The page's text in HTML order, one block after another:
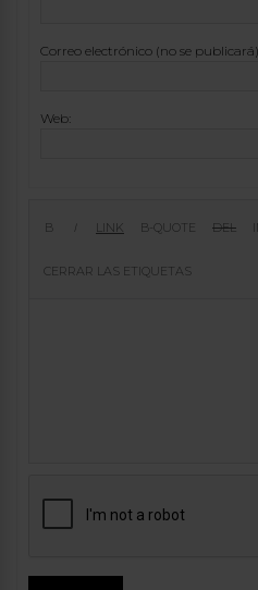
Correo electrónico (no se
Web: